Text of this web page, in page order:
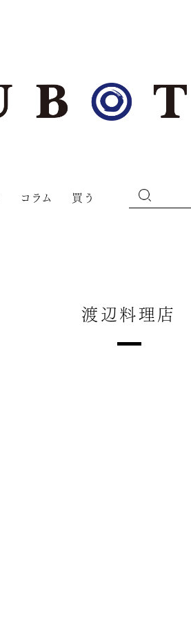
コラム 買う
渡辺料理店